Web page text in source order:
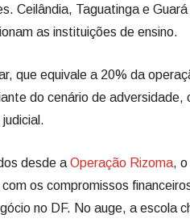
Ceilândia, Taguatinga e
as instituições de ensino.
que equivale a 20% da
do cenário de adversidade,
desde a Operação Rizoma,
os compromissos
no DF. No auge, a escola